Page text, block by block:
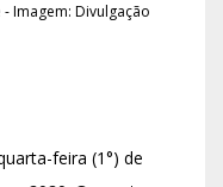
Imagem: Divulgação
feira (1°) de